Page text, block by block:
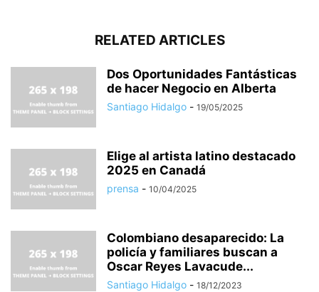
RELATED ARTICLES
Dos Oportunidades Fantásticas
de hacer Negocio en Alberta
Santiago Hidalgo - 19/05/2025
Elige al artista latino destacado
2025 en Canadá
prensa - 10/04/2025
Colombiano desaparecido: La
policía y familiares buscan a
Oscar Reyes Lavacude...
Santiago Hidalgo - 18/12/2023